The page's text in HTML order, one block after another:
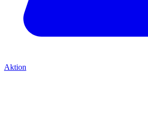
Aktion